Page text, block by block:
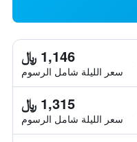
1,146 ﷼
سعر الليلة شامل الرسوم
1,315 ﷼
سعر الليلة شامل الرسوم